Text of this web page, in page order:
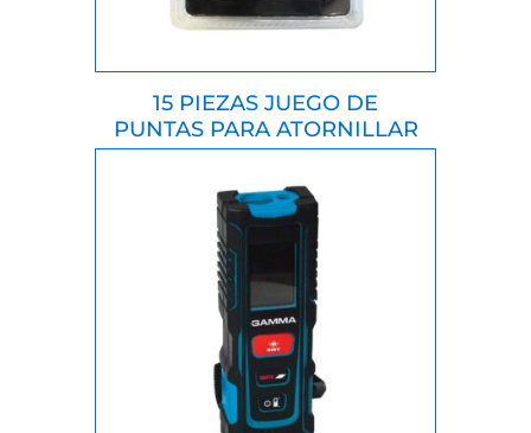
15 PIEZAS JUEGO DE
PUNTAS PARA ATORNILLAR